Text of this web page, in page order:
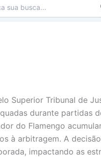
Superior Tribunal de
durante partidas
do Flamengo
à arbitragem. A
impactando as